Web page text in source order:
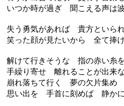
いつか時が過ぎ 聞こえる声は
失う勇気があれば 貴方といら
笑った顔が見たいから 全て捧
解けて行きそうな 指の赤い糸を
手繰り寄せ 離れることが出来
崩れ落ちて行く 夢の欠片集め
思い出を 手首に刻めば 静かに